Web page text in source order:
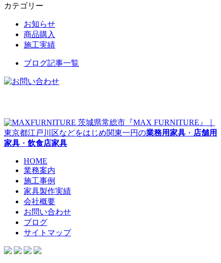
カテゴリー
お知らせ
商品購入
施工実績
ブログ記事一覧
茨城県常総市『MAX FURNITURE』｜
東京都江戸川区などをはじめ関東一円の業務用家具 ・ 店舗用
家具 ・ 飲食店家具
HOME
業務案内
施工事例
家具製作実績
会社概要
お問い合わせ
ブログ
サイトマップ